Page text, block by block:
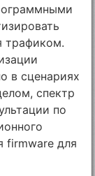
трафиком.
в сценариях
спектр
по
firmware для